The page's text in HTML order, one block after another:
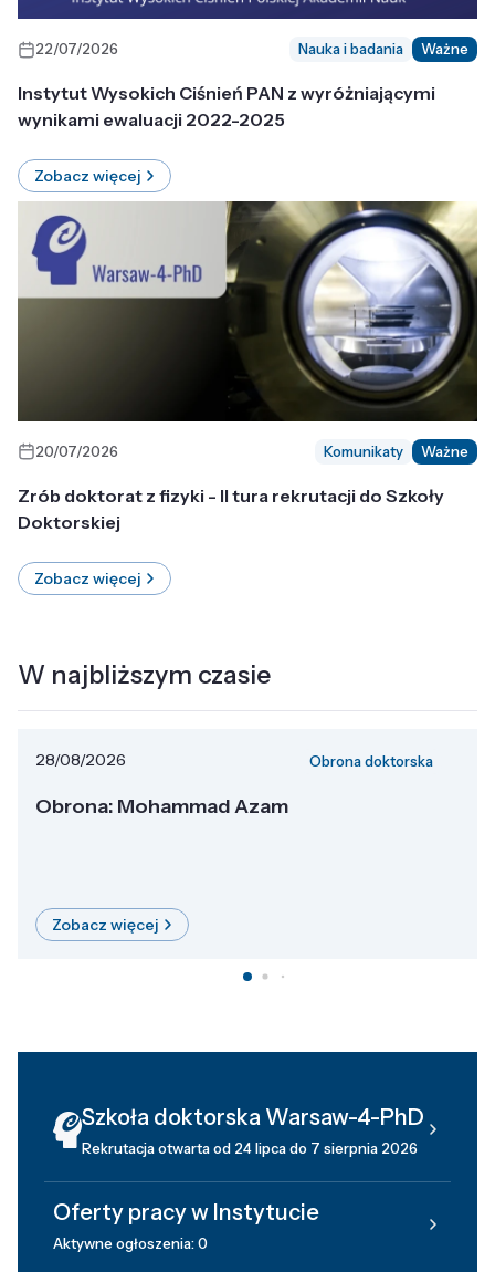
22/07/2026 Nauka i badania Ważne
Instytut Wysokich Ciśnień PAN z wyróżniającymi
wynikami ewaluacji 2022-2025
Zobacz więcej
20/07/2026 Komunikaty Ważne
Zrób doktorat z fizyki - II tura rekrutacji do Szkoły
Doktorskiej
Zobacz więcej
W najbliższym czasie
28/08/2026 Obrona doktorska
Obrona: Mohammad Azam
Zobacz więcej
Szkoła doktorska Warsaw-4-PhD
Rekrutacja otwarta od 24 lipca do 7 sierpnia 2026
Oferty pracy w Instytucie
Aktywne ogłoszenia: 0